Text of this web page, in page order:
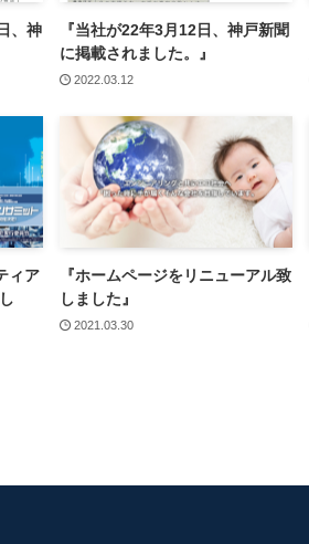
、神
『当社が22年3月12日、神戸新聞
に掲載されました。』
2022.03.12
ィア
『ホームページをリニューアル致
しました』
2021.03.30